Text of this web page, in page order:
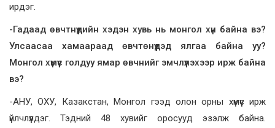
ирдэг.
-Гадаад өвчтнүүдийн хэдэн хувь нь монгол хүн байна вэ?
Улсаасаа хамаараад өвчтөнүүдэд ялгаа байна уу?
Монгол хүмүүс голдуу ямар өвчнийг эмчлүүлэхээр ирж байна
вэ?
-АНУ, ОХУ, Казакстан, Монгол гээд олон орны хүмүүс ирж
үйлчлүүлдэг. Тэдний 48 хувийг оросууд эзэлж байна.